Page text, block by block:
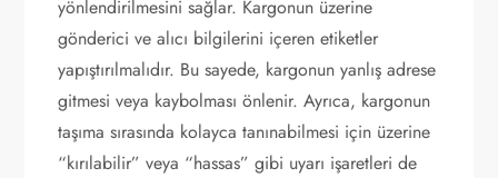
yönlendirilmesini sağlar. Kargonun üzerine
gönderici ve alıcı bilgilerini içeren etiketler
yapıştırılmalıdır. Bu sayede, kargonun yanlış adrese
gitmesi veya kaybolması önlenir. Ayrıca, kargonun
taşıma sırasında kolayca tanınabilmesi için üzerine
“kırılabilir” veya “hassas” gibi uyarı işaretleri de